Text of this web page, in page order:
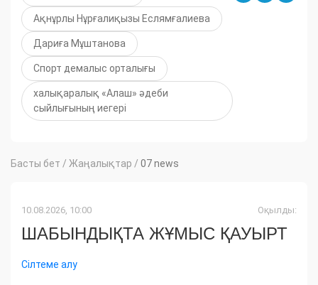
Ақнұрлы Нұрғалиқызы Еслямғалиева
Дариға Мұштанова
Спорт демалыс орталығы
халықаралық «Алаш» әдеби
сыйлығының иегері
Басты бет / Жаңалықтар / 07 news
10.08.2026, 10:00 Оқылды:
ШАБЫНДЫҚТА ЖҰМЫС ҚАУЫРТ
Сілтеме алу